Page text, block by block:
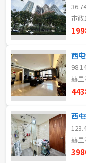
市
赫
赫